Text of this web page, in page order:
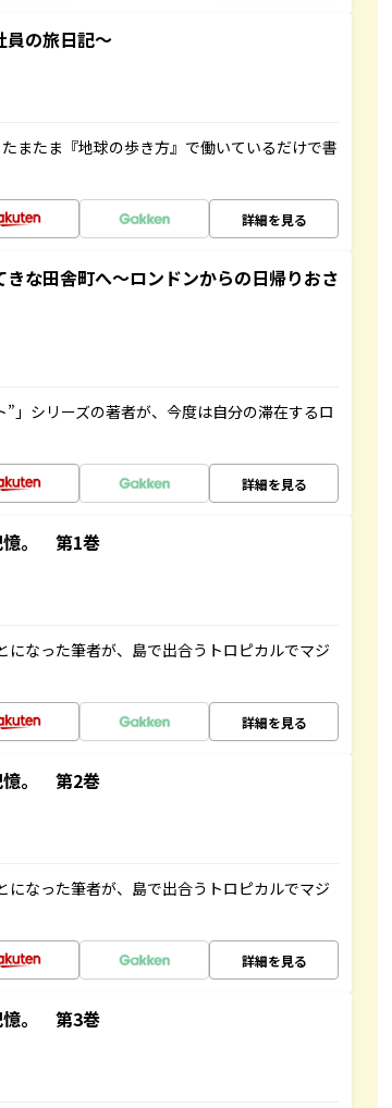
員の旅日記～
またま『地球の歩き方』で働いているだけで書
詳細を見る
な田舎町へ～ロンドンからの日帰りおさ
」シリーズの著者が、今度は自分の滞在するロ
詳細を見る
憶。 第1巻
なった筆者が、島で出合うトロピカルでマジ
詳細を見る
憶。 第2巻
なった筆者が、島で出合うトロピカルでマジ
詳細を見る
憶。 第3巻